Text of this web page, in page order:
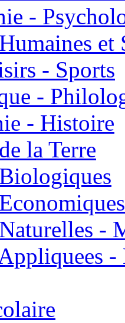
-
et
- Sports
-
- Histoire
la Terre
-